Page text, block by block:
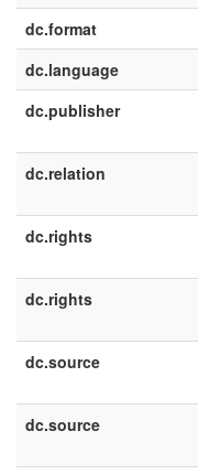
dc.format
dc.language
dc.publisher
dc.relation
dc.rights
dc.rights
dc.source
dc.source